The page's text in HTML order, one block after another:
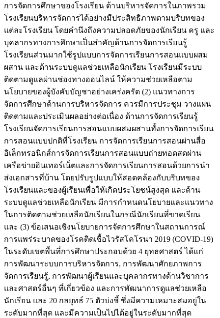
การจัดการศึกษาของโรงเรียน ด้านบริหารจัดการในภาพรวม
โรงเรียนบริหารจัดการได้อย่างมีประสิทธิภาพตามบริบทของ
แต่ละโรงเรียน โดยคำนึงถึงความปลอดภัยของนักเรียน ครู และ
บุคลากรทางการศึกษาเป็นสำคัญด้านการจัดการเรียนรู้
โรงเรียนส่วนมากใช้รูปแบบการจัดการเรียนการสอนแบบผสม
ผสาน และด้านระบบดูแลช่วยเหลือนักเรียน โรงเรียนมีระบบ
ติดตามดูแลผ่านช่องทางออนไลน์ ให้ความช่วยเหลือตาม
นโยบายของผู้บังคับบัญชาอย่างเคร่งครัด (2) แนวทางการ
จัดการศึกษาด้านการบริหารจัดการ ควรมีการประชุม วางแผน
ติดตามและประเมินผลอย่างต่อเนื่อง ด้านการจัดการเรียนรู้
โรงเรียนจัดการเรียนการสอนแบบผสมผสานทั้งการจัดการเรียน
การสอนแบบปกติที่โรงเรียน การจัดการเรียนการสอนผ่านสื่อ
อิเล็กทรอนิกส์การจัดการเรียนการสอนแบบถ่ายทอดสดผ่าน
เครือข่ายอินเทอร์เน็ตและการจัดการเรียนการสอนด้วยการนำ
ส่งเอกสารที่บ้าน โดยปรับรูปแบบให้สอดคล้องกับบริบทของ
โรงเรียนและของผู้เรียนเพื่อให้เกิดประโยชน์สูงสุด และด้าน
ระบบดูแลช่วยเหลือนักเรียน มีการกำหนดนโยบายและแนวทาง
ในการติดตามช่วยเหลือนักเรียนในกรณีนักเรียนที่ขาดเรียน
และ (3) ข้อเสนอเชิงนโยบายการจัดการศึกษาในสถานการณ์
การแพร่ระบาดของโรคติดเชื้อไวรัสโคโรนา 2019 (COVID-19)
ในระดับเขตพื้นที่การศึกษาประกอบด้วย 4 ยุทธศาสตร์ ได้แก่
การพัฒนาระบบการบริหารจัดการ, การพัฒนาศักยภาพการ
จัดการเรียนรู้, การพัฒนาผู้เรียนและบุคลากรทางด้านวิชาการ
และศาสตร์อื่นๆ ที่เกี่ยวข้อง และการพัฒนาการดูแลช่วยเหลือ
นักเรียน และ 20 กลยุทธ์ 75 ตัวบ่งชี้ ซึ่งมีความเหมาะสมอยู่ใน
ระดับมากที่สุด และมีความเป็นไปได้อยู่ในระดับมากที่สุด